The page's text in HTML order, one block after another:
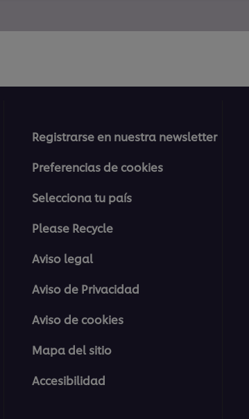
Registrarse en nuestra newsletter
Preferencias de cookies
Selecciona tu país
Please Recycle
Aviso legal
Aviso de Privacidad
Aviso de cookies
Mapa del sitio
Accesibilidad